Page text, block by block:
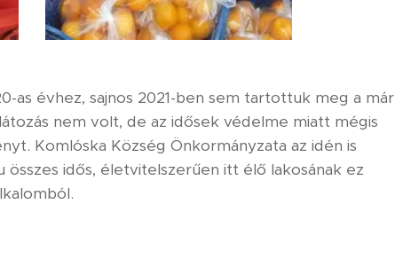
as évhez, sajnos 2021-ben sem tartottuk meg a már
nem volt, de az idősek védelme miatt mégis
Komlóska Község Önkormányzata az idén is
idős, életvitelszerűen itt élő lakosának ez